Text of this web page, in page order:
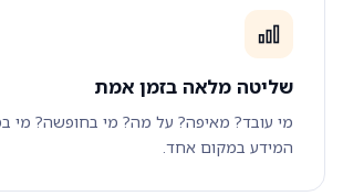
שליטה מלאה בזמן אמת
מי עובד? מאיפה? על מה? מי בחופשה? מי
המידע במקום אחד.